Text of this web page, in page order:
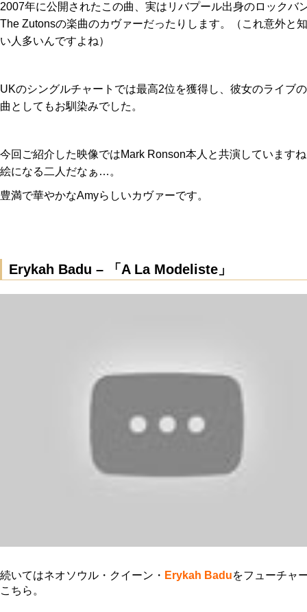
2007年に公開されたこの曲、実はリバプール出身のロックバ
The Zutonsの楽曲のカヴァーだったりします。（これ意外と
い人多いんですよね）
UKのシングルチャートでは最高2位を獲得し、彼女のライブ
曲としてもお馴染みでした。
今回ご紹介した映像ではMark Ronson本人と共演しています
絵になる二人だなぁ…。
豊満で華やかなAmyらしいカヴァーです。
Erykah Badu – 「A La Modeliste」
続いてはネオソウル・クイーン・ Erykah Baduをフューチャ
こちら。